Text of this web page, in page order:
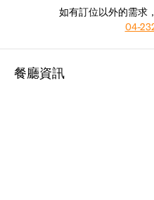
如有訂位以外的需求
04-
餐廳資訊